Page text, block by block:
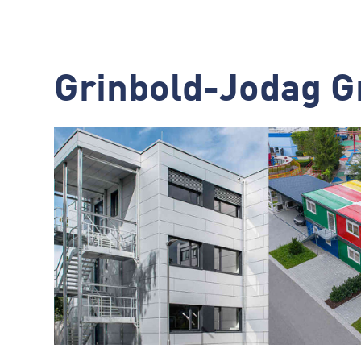
Grinbold-Jodag